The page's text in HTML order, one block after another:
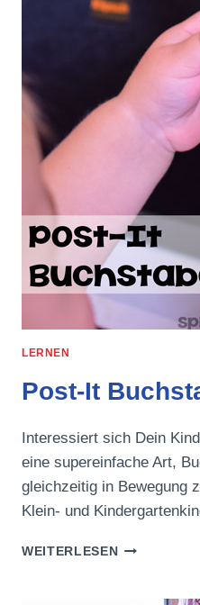
LERNEN
Post-It
Interessiert sich Dein
eine supereinfache Art,
gleichzeitig in Bewegung
Klein- und
WEITERLESENPOST-